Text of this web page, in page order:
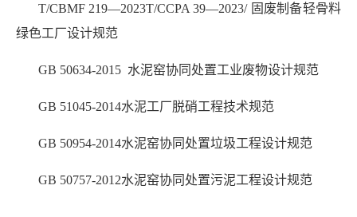
T/CBMF 219—2023T/CCPA 39—2023/ 固废制备轻骨料
绿色工厂设计规范
GB 50634-2015 水泥窑协同处置工业废物设计规范
GB 51045-2014水泥工厂脱硝工程技术规范
GB 50954-2014水泥窑协同处置垃圾工程设计规范
GB 50757-2012水泥窑协同处置污泥工程设计规范